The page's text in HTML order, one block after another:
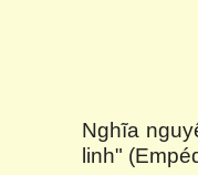
Nghĩa
linh"